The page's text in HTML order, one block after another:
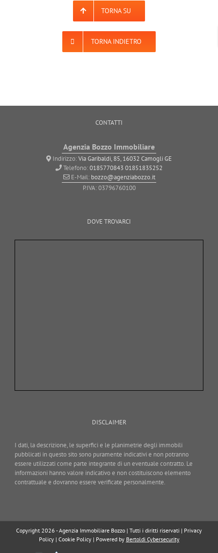
TORNA SU
TORNA INDIETRO
CONTATTI
Agenzia Bozzo Immobiliare
Indirizzo:Via Garibaldi, 85, 16032 Camogli GE
Telefono:0185770843 01851835252
E-Mail: bozzo@agenziabozzo.it
P.IVA: 03796760100
DOVE TROVARCI
DISCLAIMER
I dati, la descrizione, le superfici e le planimetrie degli immobili
pubblicati in questo sito sono puramente indicativi e non potranno
essere utilizzati come parte integrante di un eventuale contratto. Le
informazioni hanno valore indicativo e non costituiscono elemento
contrattuale e dovranno essere verificate personalmente.
Copyright 2026 - Agenzia Immobiliare Bozzo | Tutti i diritti riservati | Privacy
Policy| Cookie Policy| Powered by Bertoldi Cybersecurity